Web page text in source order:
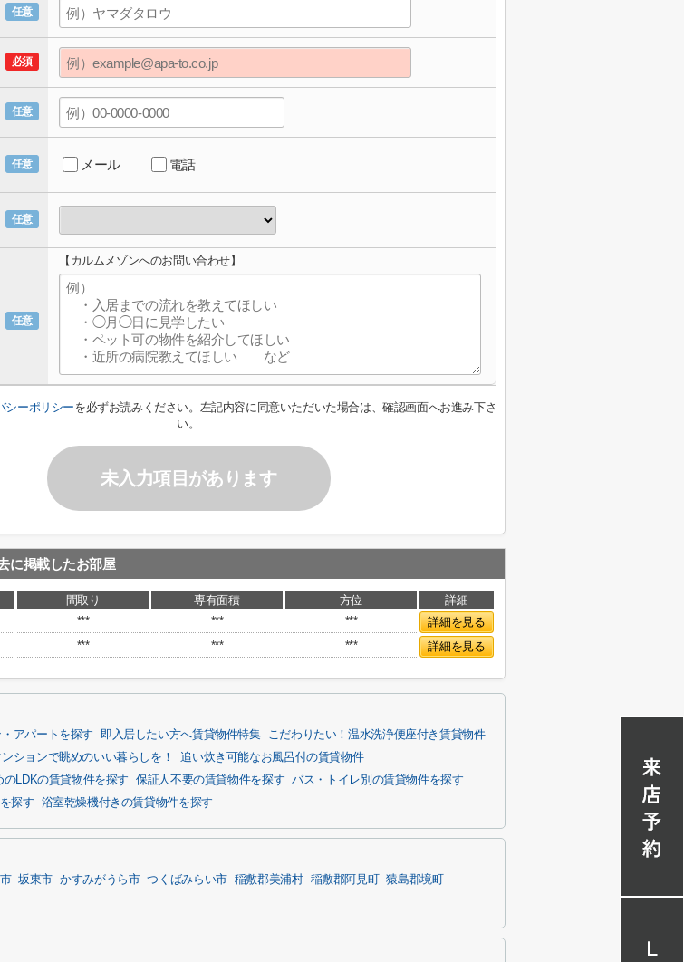
任意
必須
任意
任意 メール 電話
任意
任意
【カルムメゾンへのお問い合わせ】
シーポリシーを必ずお読みください。左記内容に同意いただいた場合は、確認画面へお進み下さ
い。
未入力項目があります
に掲載したお部屋
間取り 専有面積 方位
詳細
*** *** ***
詳細を見る
*** *** *** 詳細を見る
アパートを探す 即入居したい方へ賃貸物件特集
こだわりたい！温水洗浄便座付き賃貸物件
ションで眺めのいい暮らしを！
追い炊き可能なお風呂付の賃貸物件
のLDKの賃貸物件を探す 保証人不要の賃貸物件を探す バス・トイレ別の賃貸物件を探す
探す 浴室乾燥機付きの賃貸物件を探す
坂東市 かすみがうら市 つくばみらい市 稲敷郡美浦村 稲敷郡阿見町
猿島郡境町